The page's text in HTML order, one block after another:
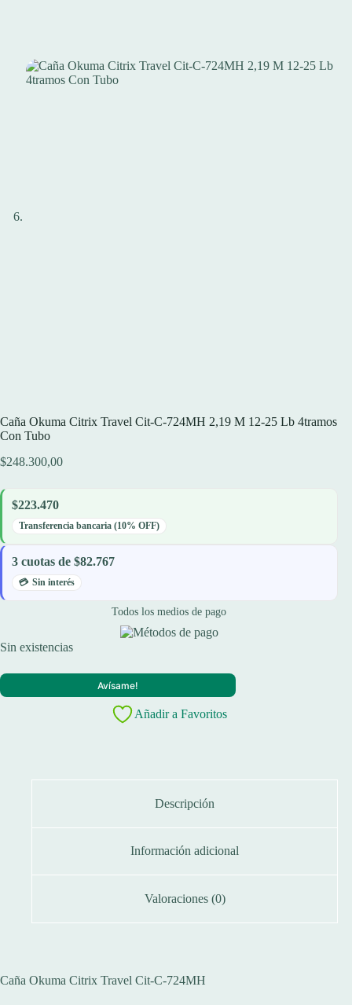
Caña Okuma Citrix Travel Cit-C-724MH 2,19 M 12-25 Lb 4tramos
Con Tubo
$248.300,00
$223.470
Transferencia bancaria (10% OFF)
3 cuotas de $82.767
Sin interés
Todos los medios de pago
Sin existencias
Avísame!
Añadir a Favoritos
Descripción
Información adicional
Valoraciones (0)
Caña Okuma Citrix Travel Cit-C-724MH